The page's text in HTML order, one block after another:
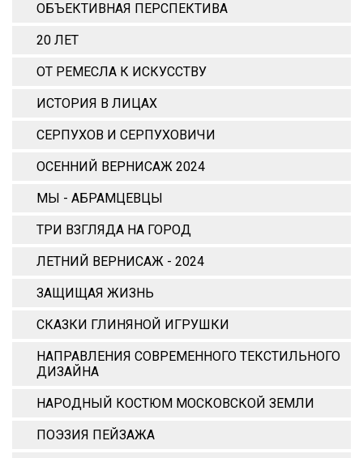
ОБЪЕКТИВНАЯ ПЕРСПЕКТИВА
20 ЛЕТ
ОТ РЕМЕСЛА К ИСКУССТВУ
ИСТОРИЯ В ЛИЦАХ
СЕРПУХОВ И СЕРПУХОВИЧИ
ОСЕННИЙ ВЕРНИСАЖ 2024
МЫ - АБРАМЦЕВЦЫ
ТРИ ВЗГЛЯДА НА ГОРОД
ЛЕТНИЙ ВЕРНИСАЖ - 2024
ЗАЩИЩАЯ ЖИЗНЬ
СКАЗКИ ГЛИНЯНОЙ ИГРУШКИ
НАПРАВЛЕНИЯ СОВРЕМЕННОГО ТЕКСТИЛЬНОГО
ДИЗАЙНА
НАРОДНЫЙ КОСТЮМ МОСКОВСКОЙ ЗЕМЛИ
ПОЭЗИЯ ПЕЙЗАЖА